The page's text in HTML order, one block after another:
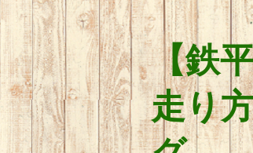
【鉄
走り